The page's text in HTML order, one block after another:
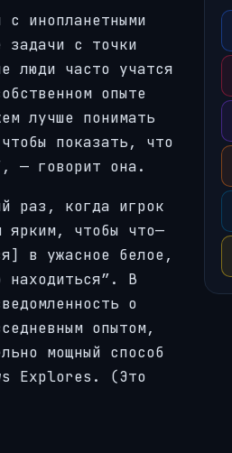
с инопланетными
задачи с точки
люди часто учатся
опыте
лучше понимать
показать, что
— говорит она.
раз, когда игрок
ярким, чтобы что—
в ужасное белое,
находиться”. В
о
опытом,
мощный способ
Explores. (Это